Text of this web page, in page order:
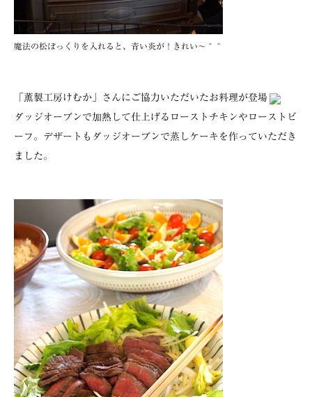
魔法の松ぼっくりを入れると、青い炎が！きれい〜＾＾
「薫製工房けむか」さんにご協力いただいたお料理が登場
ダッジオーブンで加熱して仕上げるローストチキンやローストビ
ーフ。デザートもダッジオーブンで蒸しケーキを作っていただき
ました。